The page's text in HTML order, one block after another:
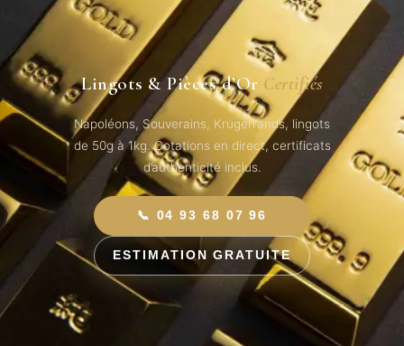
Lingots & Pièces d’Or Certifiés
Napoléons, Souverains, Krugerrands, lingots
de 50g à 1kg. Cotations en direct, certificats
d’authenticité inclus.
📞 04 93 68 07 96
ESTIMATION GRATUITE